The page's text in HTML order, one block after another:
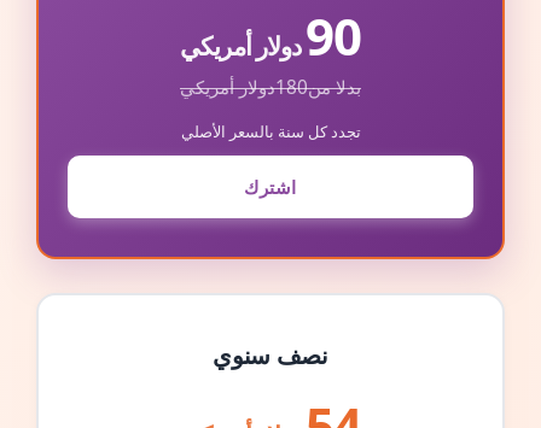
90دولار أمريكي
بدلا من180دولار أمريكي
تجدد كل سنة بالسعر الأصلي
اشترك
نصف سنوي